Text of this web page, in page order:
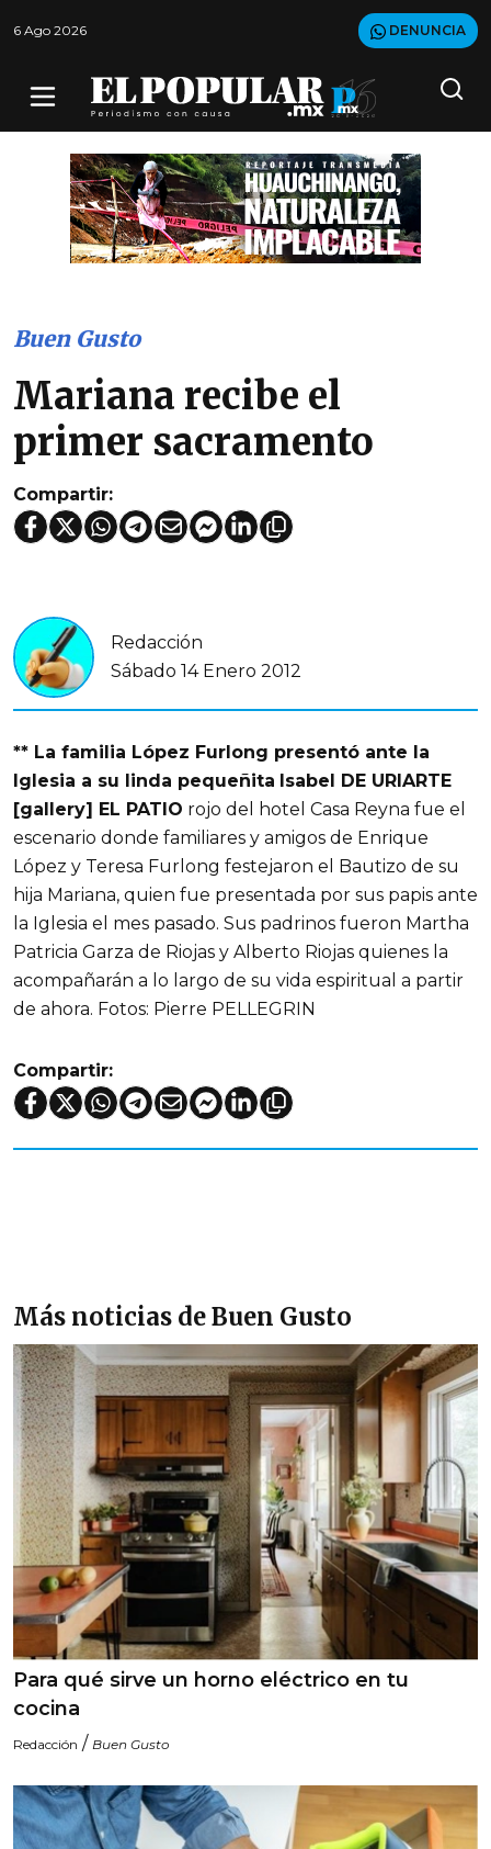
6 Ago 2026 DENUNCIA
Buen Gusto
Mariana recibe el
primer sacramento
Compartir:
Redacción
Sábado 14 Enero 2012
** La familia López Furlong presentó ante la
Iglesia a su linda pequeñita Isabel DE URIARTE
[gallery] EL PATIO rojo del hotel Casa Reyna fue el
escenario donde familiares y amigos de Enrique
López y Teresa Furlong festejaron el Bautizo de su
hija Mariana, quien fue presentada por sus papis ante
la Iglesia el mes pasado. Sus padrinos fueron Martha
Patricia Garza de Riojas y Alberto Riojas quienes la
acompañarán a lo largo de su vida espiritual a partir
de ahora. Fotos: Pierre PELLEGRIN
Compartir:
Más noticias de Buen Gusto
Para qué sirve un horno eléctrico en tu
cocina
Redacción / Buen Gusto